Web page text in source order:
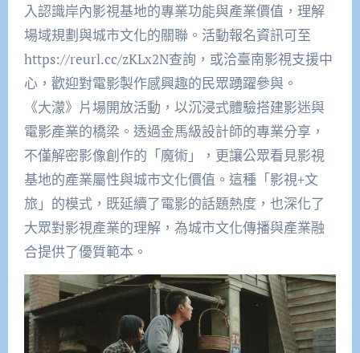
入認識岸內影視基地的專業功能與產業價值，理解
場域規劃與城市文化的關聯。活動報名資訊可至
https://reurl.cc/zKLx2N查詢，或洽臺南影視支援中
心，歡迎對電影製作感興趣的民眾踴躍參與。
《大濛》片場開放活動，以沉浸式體驗搭建影迷與
電影產業的橋梁。透過金馬級設計師的專業分享，
不僅解密影像創作的「魔術」，更讓公眾看見影視
基地的產業屬性與城市文化價值。這種「影視+文
旅」的模式，既延續了電影的話題熱度，也深化了
大眾對影視產業的理解，為城市文化傳播與產業融
合提供了優質範本。